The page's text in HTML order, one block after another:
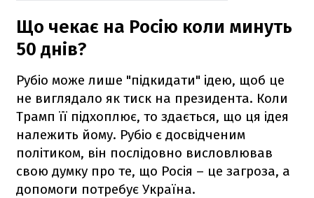
Що чекає на Росію коли минуть
50 днів?
Рубіо може лише "підкидати" ідею, щоб це
не виглядало як тиск на президента. Коли
Трамп її підхоплює, то здається, що ця ідея
належить йому. Рубіо є досвідченим
політиком, він послідовно висловлював
свою думку про те, що Росія – це загроза, а
допомоги потребує Україна.